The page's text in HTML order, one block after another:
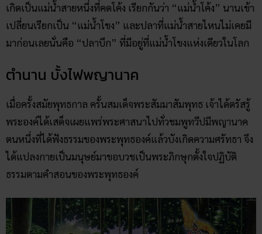
เกิดเป็นแม่น้ำสายหนึ่งที่คดโค้ง เรียกกันว่า “แม่น้ำโค้ง” นานเข้า
เปลี่ยนเรียกเป็น “แม่น้ำโขง” และปลาที่แม่น้ำสายไหนไม่เคยมี
มาก่อนเลยนั่นคือ “ปลาบึก” ที่มีอยู่ที่แม่น้ำโขงแห่งเดียวในโลก
ตำนาน บั้งไฟพญานาค
เมื่อครั้งสมัยพุทธกาล ครั้นสมเด็จพระสัมมาสัมพุทธ เจ้าได้ตรัสรู้
พระองค์ได้เสด็จเผยแพร่พระศาสนาไปทั่วชมพูทวีปมีพญานาค
ตนหนึ่งที่ได้ฟังธรรมของพระพุทธองค์แล้วบังเกิดความศรัทธา จึง
ได้แปลงกายเป็นมนุษย์มาขอบวชเป็นพระภิกษุกตั้งใจปฏิบัติ
ธรรมตามคำสอนของพระพุทธองค์